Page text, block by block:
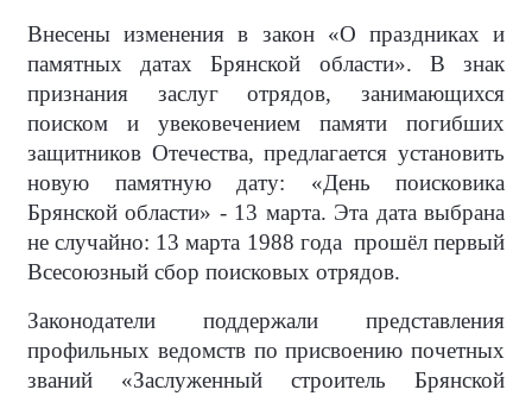
Внесены изменения в закон «О праздниках и
памятных датах Брянской области». В знак
признания заслуг отрядов, занимающихся
поиском и увековечением памяти погибших
защитников Отечества, предлагается установить
новую памятную дату: «День поисковика
Брянской области» - 13 марта. Эта дата выбрана
не случайно: 13 марта 1988 года прошёл первый
Всесоюзный сбор поисковых отрядов.
Законодатели поддержали представления
профильных ведомств по присвоению почетных
званий «Заслуженный строитель Брянской